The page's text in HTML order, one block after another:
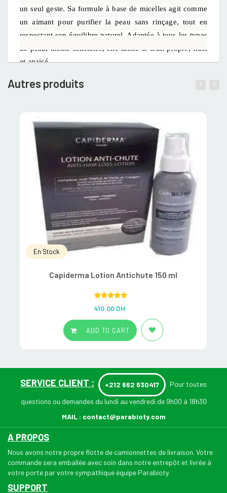
un seul geste. Sa formule à base de micelles agit comme
un aimant pour purifier la peau sans rinçage, tout en
respectant son équilibre naturel. Adaptée à tous les types
de peau, même sensibles, elle laisse le teint propre, frais
et apaisé.
Autres produits
En Stock
Capiderma Lotion Antichute 150 ml
out of 5
410.00 DH
ADD TO CART
SERVICE CLIENT : +212 662 630417 Pour toutes
questions ou demandes du lundi au vendredi de 9h00 à 18h30
MAIL : contact@parabioty.com
A PROPOS
Nous avons notre propre flotte de camionnettes de livraison. Votre
commande sera emballée avec soin dans notre entrepôt et livrée à
votre porte par votre sympathique équipe Parabioty.
SUPPORT